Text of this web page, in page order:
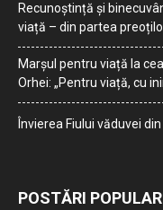
Recunoștință și
viață – din partea
Marșul pentru viață la
Orhei: „Pentru viață, cu
Învierea Fiului văduvei din
POSTĂRI